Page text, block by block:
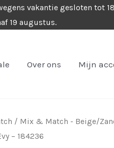
vakantie gesloten tot
19 augustus.
Over ons Mijn
/ Mix & Match - Beige/
– 184236